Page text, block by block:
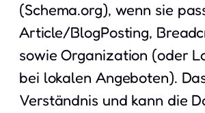
(Schema.org), wenn sie
Article/BlogPosting,
sowie Organization (oder
bei lokalen Angeboten).
Verständnis und kann die